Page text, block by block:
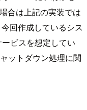
合は上記の実装では
回作成しているシス
ビスを想定してい
ットダウン処理に関